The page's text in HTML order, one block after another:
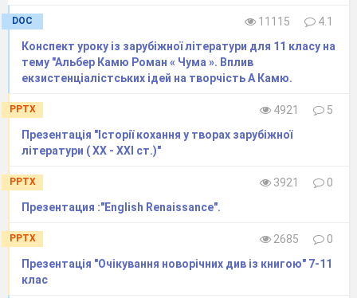
найглибших людських почуттів, невичерпне та
вічне, як саме життя. Загадкове і таємниче,
жадане і болісне почуття веде нас у світ краси,
викликає захоплення, облагороджує, хоч іноді
змушує і страждати.
1 вед.
Саме кохання, любов – джерело
До цієї одвічної теми зверталися композитори,
художники, письменники.
Доги.
(Звучить вальс)
2 вед.
DOC 11115
4.1
Конспект уроку із зарубіжної літератури для 11 класу на
тему "Альбер Камю Роман « Чума ». Вплив
екзистенціалістських ідей на творчість А Камю.
PPTX 4921
5
Презентація "Історії кохання у творах зарубіжної
літератури ( ХХ - ХХІ ст.)"
PPTX 3921
0
Презентация :"English Renaissance".
PPTX 2685
0
Презентація "Очікування новорічних див із книгою" 7-11
клас